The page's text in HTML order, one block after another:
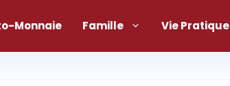
Monnaie Famille Vie Pratique